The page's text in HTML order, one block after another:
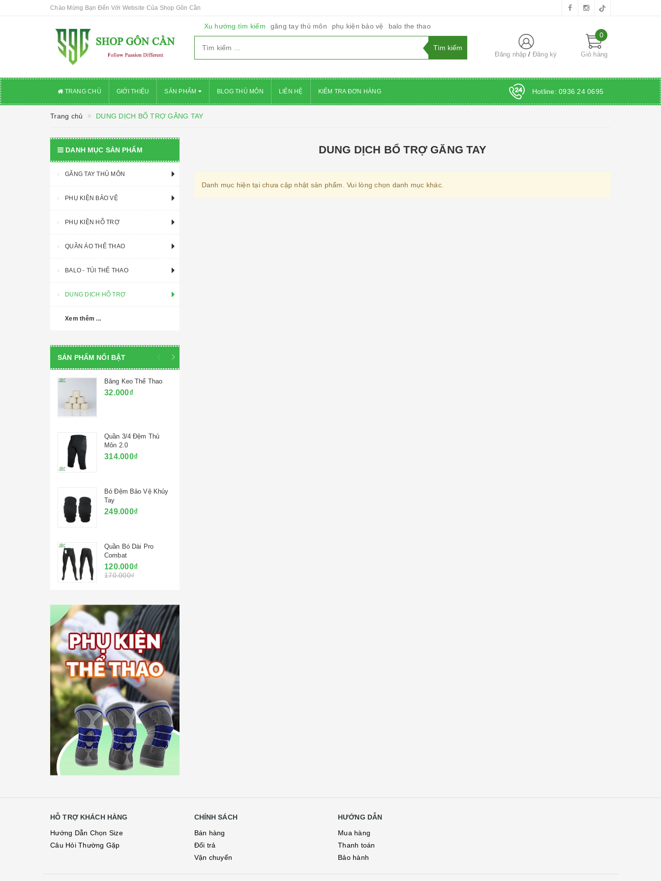
Chào Mừng Bạn Đến Với Website Của Shop Gôn Cần
Xu hướng tìm kiếm găng tay thủ môn phụ kiện bảo vệ balo the thao
Đăng nhập Đăng ký
0
Giỏ hàng
TRANG CHỦ GIỚI THIỆU SẢN PHẨM BLOG THỦ MÔN LIÊN HỆ KIỂM TRA ĐƠN HÀNG Hotline: 0936 24 0695
Trang chủ DUNG DỊCH BỔ TRỢ GĂNG TAY
DUNG DỊCH BỔ TRỢ GĂNG TAY
Danh mục hiện tại chưa cập nhật sản phẩm. Vui lòng chọn danh mục khác.
DANH MỤC SẢN PHẨM
GĂNG TAY THỦ MÔN
PHỤ KIỆN BẢO VỆ
PHỤ KIỆN HỖ TRỢ
QUẦN ÁO THỂ THAO
BALO - TÚI THỂ THAO
DUNG DỊCH HỖ TRỢ
Xem thêm ...
SẢN PHẨM NỔI BẬT
Băng Keo Thể Thao
32.000₫
Quần 3/4 Đệm Thủ
Môn 2.0
314.000₫
Bó Đệm Bảo Vệ Khủy
Tay
249.000₫
Quần Bó Dài Pro
Combat
120.000₫
170.000₫
HỖ TRỢ KHÁCH HÀNG
Hướng Dẫn Chọn Size
Câu Hỏi Thường Gặp
CHÍNH SÁCH
Bán hàng
Đổi trả
Vận chuyển
HƯỚNG DẪN
Mua hàng
Thanh toán
Bảo hành